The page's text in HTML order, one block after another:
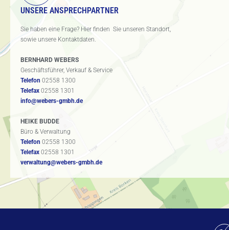
UNSERE ANSPRECHPARTNER
Sie haben eine Frage? Hier finden Sie unseren Standort,
sowie unsere Kontaktdaten.
BERNHARD WEBERS
Geschäftsführer, Verkauf & Service
Telefon 02558 1300
Telefax 02558 1301
info@webers-gmbh.de
HEIKE BUDDE
Büro & Verwaltung
Telefon 02558 1300
Telefax 02558 1301
verwaltung@webers-gmbh.de